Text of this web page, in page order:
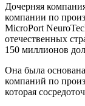
Дочерняя
компании по
MicroPort
отечественных
150 миллионов
Она была
компаний по
которая